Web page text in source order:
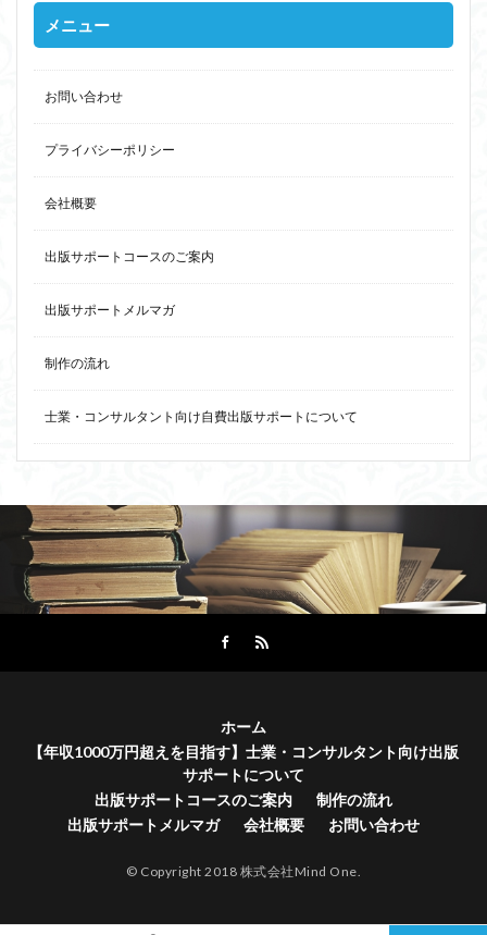
メニュー
お問い合わせ
プライバシーポリシー
会社概要
出版サポートコースのご案内
出版サポートメルマガ
制作の流れ
士業・コンサルタント向け自費出版サポートについて
ホーム
【年収1000万円超えを目指す】士業・コンサルタント向け出版
サポートについて
出版サポートコースのご案内
制作の流れ
出版サポートメルマガ
会社概要 お問い合わせ
© Copyright 2018 株式会社Mind One.